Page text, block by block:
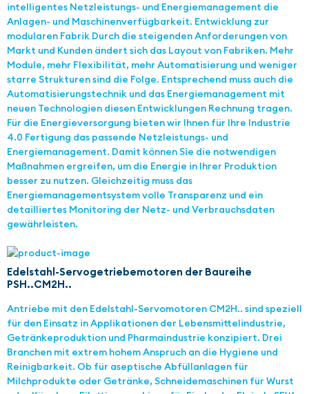
intelligentes Netzleistungs- und Energiemanagement die
Anlagen- und Maschinenverfügbarkeit. Entwicklung zur
modularen Fabrik Durch die steigenden Anforderungen von
Markt und Kunden ändert sich das Layout von Fabriken. Mehr
Module, mehr Flexibilität, mehr Automatisierung und weniger
starre Strukturen sind die Folge. Entsprechend muss auch die
Automatisierungstechnik und das Energiemanagement mit
neuen Technologien diesen Entwicklungen Rechnung tragen.
Für die Energieversorgung bieten wir Ihnen für Ihre Industrie
4.0 Fertigung das passende Netzleistungs- und
Energiemanagement. Damit können Sie die notwendigen
Maßnahmen ergreifen, um die Energie in Ihrer Produktion
besser zu nutzen. Gleichzeitig muss das
Energiemanagementsystem volle Transparenz und ein
detailliertes Monitoring der Netz- und Verbrauchsdaten
gewährleisten.
Edelstahl-Servogetriebemotoren der Baureihe
PSH..CM2H..
Antriebe mit den Edelstahl-Servomotoren CM2H.. sind speziell
für den Einsatz in Applikationen der Lebensmittelindustrie,
Getränkeproduktion und Pharmaindustrie konzipiert. Drei
Branchen mit extrem hohem Anspruch an die Hygiene und
Reinig­barkeit. Ob für aseptische Abfüllanlagen für
Milchprodukte oder Getränke, Schnei­de­ma­schinen für Wurst